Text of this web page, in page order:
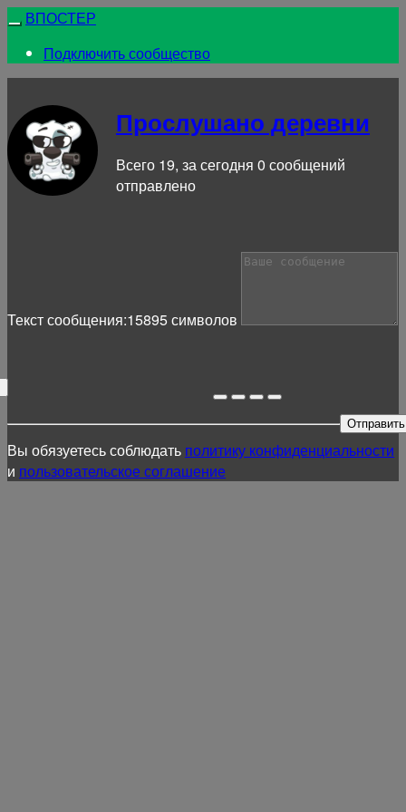
ВПОСТЕР
Подключить сообщество
Прослушано деревни
Всего 19, за сегодня 0 сообщений
отправлено
Текст сообщения:15895символов
Отправить
Вы обязуетесь соблюдать политику конфиденциальности
и пользовательское соглашение